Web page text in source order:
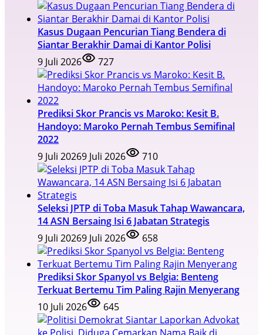
Kasus Dugaan Pencurian Tiang Bendera di
Siantar Berakhir Damai di Kantor Polisi
9 Juli 2026
727
Prediksi Skor Prancis vs Maroko: Kesit B.
Handoyo: Maroko Pernah Tembus Semifinal
2022
9 Juli 20269 Juli 2026 710
Seleksi JPTP di Toba Masuk Tahap Wawancara,
14 ASN Bersaing Isi 6 Jabatan Strategis
9 Juli 20269 Juli 2026 658
Prediksi Skor Spanyol vs Belgia: Benteng
Terkuat Bertemu Tim Paling Rajin Menyerang
10 Juli 2026
645